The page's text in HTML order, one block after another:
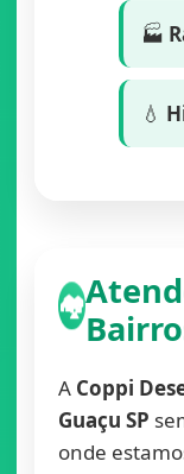
🏭
💧
🏘️
A Coppi
Guaçu SP
onde